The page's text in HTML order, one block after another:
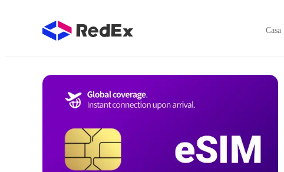
Casa